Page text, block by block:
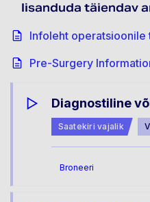
lisanduda täiendav
Infoleht operatsioonile
Pre-Surgery
Diagnostiline
Saatekiri vajalik
Broneeri